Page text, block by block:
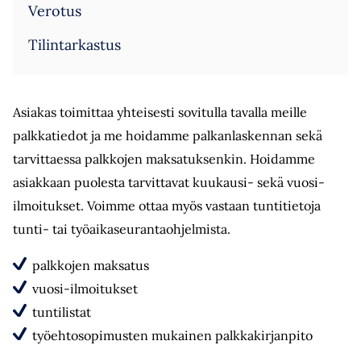
Verotus
Tilintarkastus
Asiakas toimittaa yhteisesti sovitulla tavalla meille
palkkatiedot ja me hoidamme palkanlaskennan sekä
tarvittaessa palkkojen maksatuksenkin. Hoidamme
asiakkaan puolesta tarvittavat kuukausi- sekä vuosi-
ilmoitukset. Voimme ottaa myös vastaan tuntitietoja
tunti- tai työaikaseurantaohjelmista.
palkkojen maksatus
vuosi-ilmoitukset
tuntilistat
työehtosopimusten mukainen palkkakirjanpito